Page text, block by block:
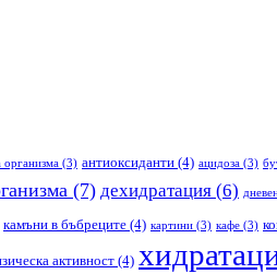
организма (3) антиоксиданти (4) ацидоза (3)
(7) дехидратация (6)
камъни в бъбреците (4) картини (3) кафе (3)
активност (4)